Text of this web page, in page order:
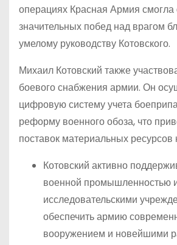
операциях Красная Армия
значительных побед над врагом
умелому руководству Котовского.
Михаил Котовский также
боевого снабжения армии. Он
цифровую систему учета
реформу военного обоза, что
поставок материальных ресурсов
Котовский активно
военной промышленностью
исследовательскими
обеспечить армию
вооружением и новейшими